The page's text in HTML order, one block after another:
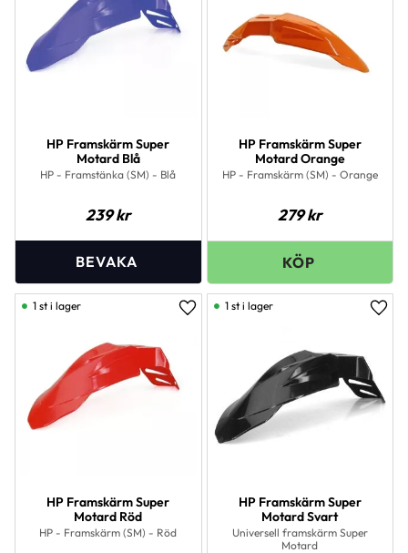
HP Framskärm Super
Motard Blå
HP - Framstänka (SM) - Blå
239kr
HP Framskärm Super
Motard Orange
HP - Framskärm (SM) - Orange
279kr
HP Framskärm Super
Motard Röd
HP - Framskärm (SM) - Röd
Lägg till i favoriter
1 st i lager
HP Framskärm Super
Motard Svart
Universell framskärm Super
Motard
1 st i lager